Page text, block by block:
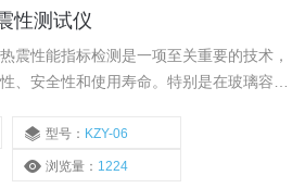
性测试仪
震性能指标检测是一项至关重要的技术，
、安全性和使用寿命。特别是在玻璃容器
体实施过程原理、影响因素以及玻璃瓶抗
应用，以期为玻璃容器行业的质量控制提
型号： KZY-06
浏览量： 1224